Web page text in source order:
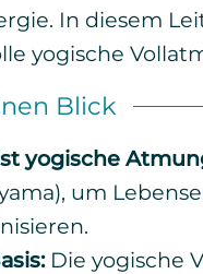
In diesem
yogische
Blick
yogische
um
Die yogische